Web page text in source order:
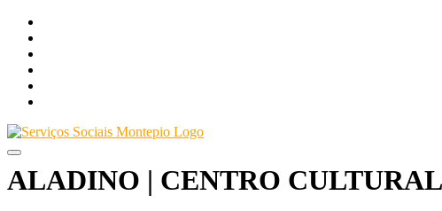
Skip
content
ALADINO | CENTRO CULTURAL